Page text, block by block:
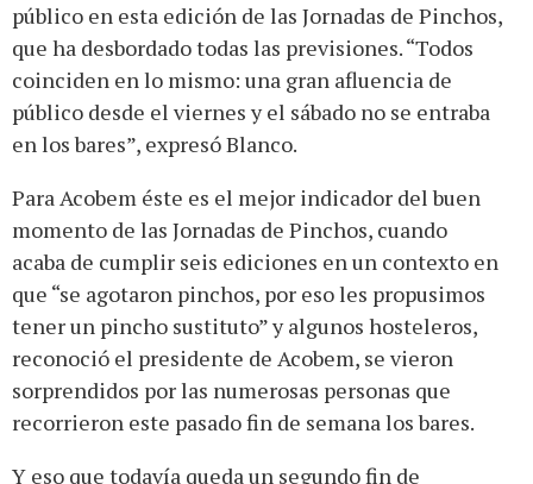
público en esta edición de las Jornadas de Pinchos,
que ha desbordado todas las previsiones. “Todos
coinciden en lo mismo: una gran afluencia de
público desde el viernes y el sábado no se entraba
en los bares”, expresó Blanco.
Para Acobem éste es el mejor indicador del buen
momento de las Jornadas de Pinchos, cuando
acaba de cumplir seis ediciones en un contexto en
que “se agotaron pinchos, por eso les propusimos
tener un pincho sustituto” y algunos hosteleros,
reconoció el presidente de Acobem, se vieron
sorprendidos por las numerosas personas que
recorrieron este pasado fin de semana los bares.
Y eso que todavía queda un segundo fin de